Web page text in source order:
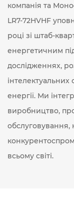
компанія та
LR7-72HVHF
році зі штаб-
енергетичним
дослідженнях,
енергії. Ми
виробництво,
обслуговування,
всьому світі.